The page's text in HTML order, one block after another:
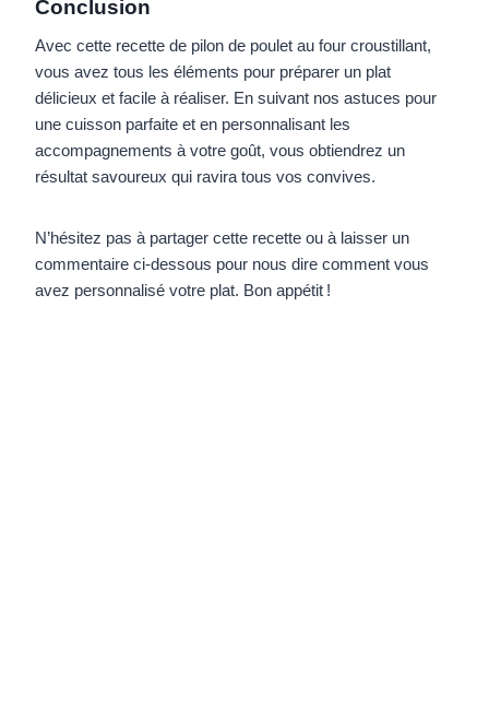
Conclusion
Avec cette recette de pilon de poulet au four croustillant,
vous avez tous les éléments pour préparer un plat
délicieux et facile à réaliser. En suivant nos astuces pour
une cuisson parfaite et en personnalisant les
accompagnements à votre goût, vous obtiendrez un
résultat savoureux qui ravira tous vos convives.
N’hésitez pas à partager cette recette ou à laisser un
commentaire ci-dessous pour nous dire comment vous
avez personnalisé votre plat. Bon appétit !